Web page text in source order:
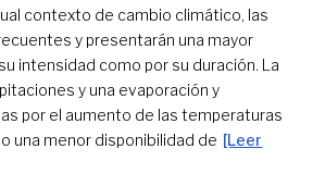
contexto de cambio climático, las
y presentarán una mayor
intensidad como por su duración. La
y una evaporación y
por el aumento de las temperaturas
una menor disponibilidad de [Leer